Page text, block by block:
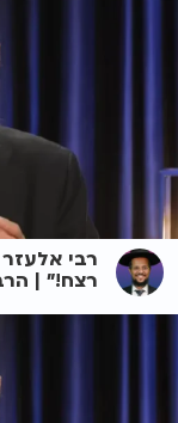
רבי
רצח!" |